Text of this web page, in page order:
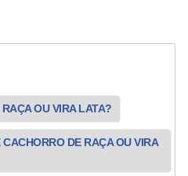
OU VIRA LATA?
DE RAÇA OU VIRA